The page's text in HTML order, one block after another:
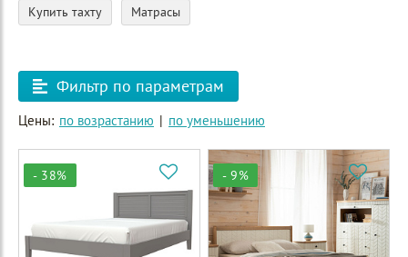
Купить тахту Матрасы
Фильтр по параметрам
Цены: по возрастанию | по уменьшению
- 38% - 9%